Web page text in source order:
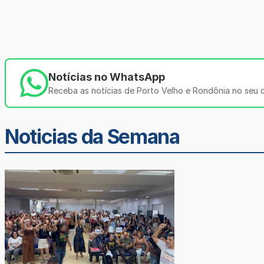
Notícias no WhatsApp
Receba as notícias de Porto Velho e Rondônia no seu
Noticias da Semana